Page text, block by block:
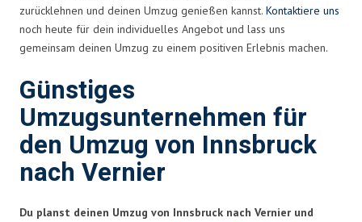
zurücklehnen und deinen Umzug genießen kannst. Kontaktiere uns
noch heute für dein individuelles Angebot und lass uns
gemeinsam deinen Umzug zu einem positiven Erlebnis machen.
Günstiges
Umzugsunternehmen für
den Umzug von Innsbruck
nach Vernier
Du planst deinen Umzug von Innsbruck nach Vernier und